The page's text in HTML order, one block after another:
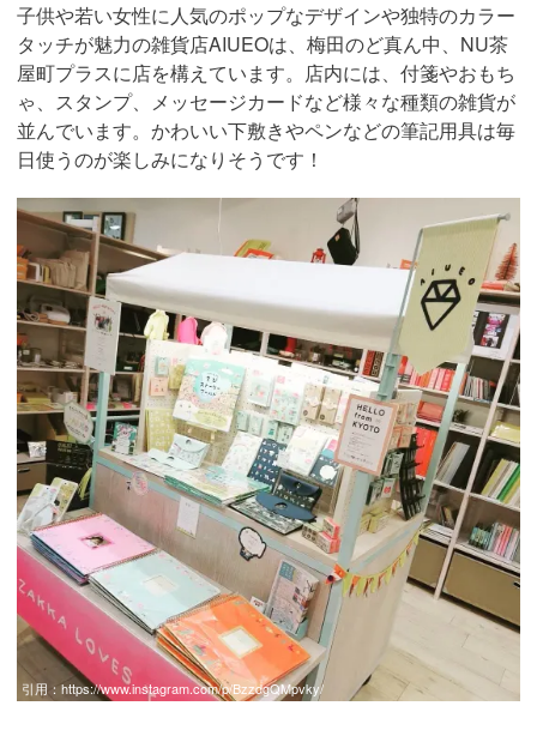
子供や若い女性に人気のポップなデザインや独特のカラー
タッチが魅力の雑貨店AIUEOは、梅田のど真ん中、NU茶
屋町プラスに店を構えています。店内には、付箋やおもち
ゃ、スタンプ、メッセージカードなど様々な種類の雑貨が
並んでいます。かわいい下敷きやペンなどの筆記用具は毎
日使うのが楽しみになりそうです！
引用：https://www.instagram.com/p/BzzdgQMpvky/